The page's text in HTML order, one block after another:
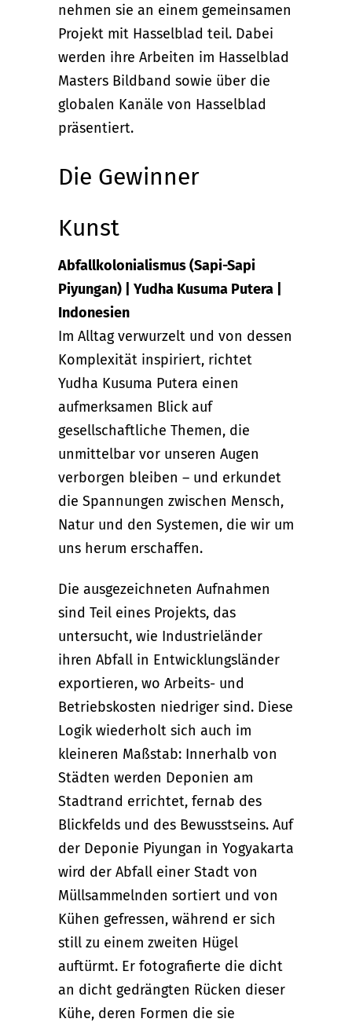
nehmen sie an einem gemeinsamen
Projekt mit Hasselblad teil. Dabei
werden ihre Arbeiten im Hasselblad
Masters Bildband sowie über die
globalen Kanäle von Hasselblad
präsentiert.
Die Gewinner
Kunst
Abfallkolonialismus (Sapi-Sapi
Piyungan) | Yudha Kusuma Putera |
Indonesien
Im Alltag verwurzelt und von dessen
Komplexität inspiriert, richtet
Yudha Kusuma Putera einen
aufmerksamen Blick auf
gesellschaftliche Themen, die
unmittelbar vor unseren Augen
verborgen bleiben – und erkundet
die Spannungen zwischen Mensch,
Natur und den Systemen, die wir um
uns herum erschaffen.
Die ausgezeichneten Aufnahmen
sind Teil eines Projekts, das
untersucht, wie Industrieländer
ihren Abfall in Entwicklungsländer
exportieren, wo Arbeits- und
Betriebskosten niedriger sind. Diese
Logik wiederholt sich auch im
kleineren Maßstab: Innerhalb von
Städten werden Deponien am
Stadtrand errichtet, fernab des
Blickfelds und des Bewusstseins. Auf
der Deponie Piyungan in Yogyakarta
wird der Abfall einer Stadt von
Müllsammelnden sortiert und von
Kühen gefressen, während er sich
still zu einem zweiten Hügel
auftürmt. Er fotografierte die dicht
an dicht gedrängten Rücken dieser
Kühe, deren Formen die sie